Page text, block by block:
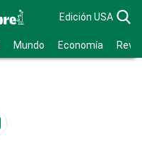
Edición USA
Mundo Economía